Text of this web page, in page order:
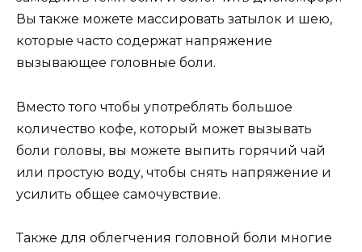
Вы также можете массировать затылок и шею,
которые часто содержат напряжение
вызывающее головные боли.
Вместо того чтобы употреблять большое
количество кофе, который может вызывать
боли головы, вы можете выпить горячий чай
или простую воду, чтобы снять напряжение и
усилить общее самочувствие.
Также для облегчения головной боли многие